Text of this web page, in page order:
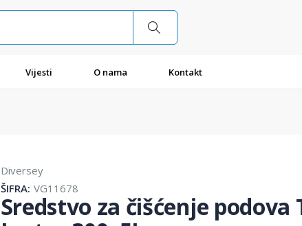
Vijesti O nama Kontakt
Diversey
ŠIFRA: VG11678
Sredstvo za čišćenje podova